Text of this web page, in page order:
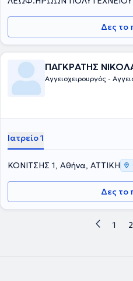
Δες το
ΠΑΓΚΡΑΤΗΣ
Αγγειοχειρουργός -
Ιατρείο 1
ΚΟΝΙΤΣΗΣ 1, Αθήνα, ΑΤΤΙΚΗ
Δες το
1 2